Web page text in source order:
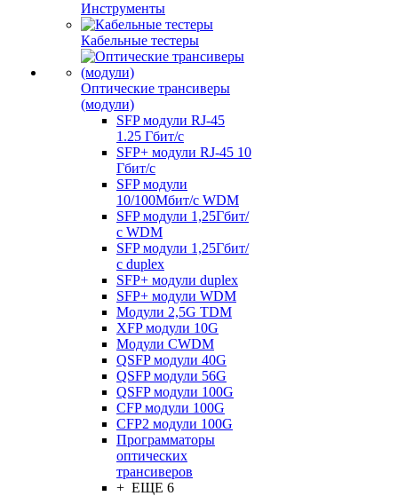
Инструменты
Кабельные тестеры
Оптические трансиверы
(модули)
SFP модули RJ-45
1.25 Гбит/c
SFP+ модули RJ-45 10
Гбит/c
SFP модули
10/100Мбит/с WDM
SFP модули 1,25Гбит/
с WDM
SFP модули 1,25Гбит/
с duplex
SFP+ модули duplex
SFP+ модули WDM
Модули 2,5G TDM
XFP модули 10G
Модули CWDM
QSFP модули 40G
QSFP модули 56G
QSFP модули 100G
CFP модули 100G
CFP2 модули 100G
Программаторы
оптических
трансиверов
+ ЕЩЕ 6